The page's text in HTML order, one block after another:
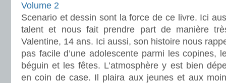
Volume 2
Scenario et dessin sont la force de ce livre. Ici
talent et nous fait prendre part de manière
Valentine, 14 ans. Ici aussi, son histoire nous
pas facile d’une adolescente parmi les copines,
béguin et les fêtes. L’atmosphère y est bien
en coin de case. Il plaira aux jeunes et aux